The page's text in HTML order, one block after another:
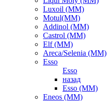
Luxoil (ММ)
Motul(ММ)
Addinol (ММ)
Castrol (ММ)
Elf (ММ)
Areca/Selenia (ММ)
Esso
Esso
назад
Esso (ММ)
Eneos (ММ)